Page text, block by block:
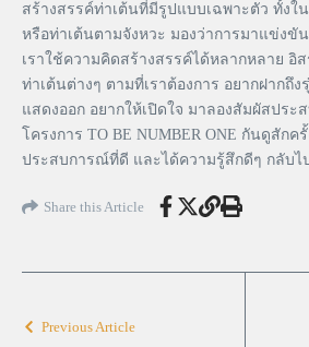
สร้างสรรค์ท่าเต้นที่มีรูปแบบเฉพาะตัว ทั้งใ
หรือท่าเต้นตามจังหวะ มองว่าการมาแข่งขั
เราใช้ความคิดสร้างสรรค์ได้หลากหลาย อิ
ท่าเต้นต่างๆ ตามที่เราต้องการ อยากฝากถึง
แสดงออก อยากให้เปิดใจ มาลองสัมผัสประ
โครงการ TO BE NUMBER ONE กันดูสักค
ประสบการณ์ที่ดี และได้ความรู้สึกดีๆ กลับ
Share this Article
Previous Article